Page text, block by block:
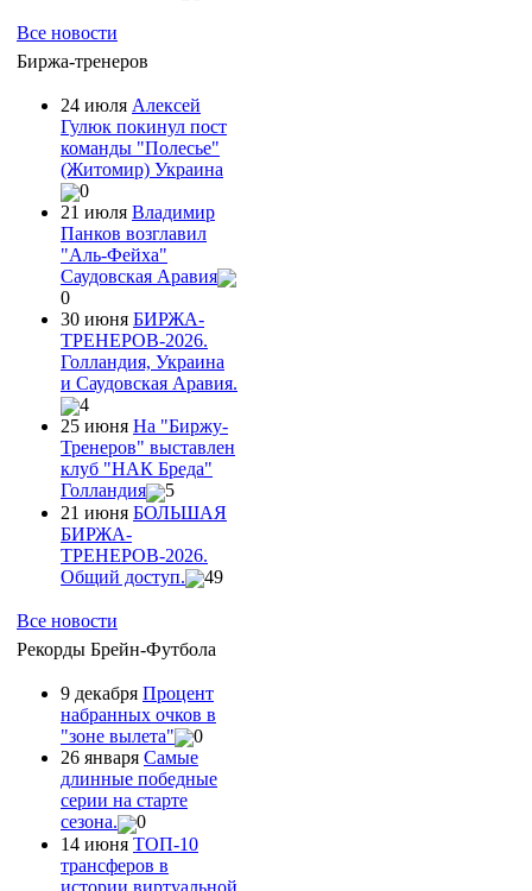
Все новости
Биржа-тренеров
24 июля Алексей
Гулюк покинул пост
команды "Полесье"
(Житомир) Украина
0
21 июля Владимир
Панков возглавил
"Аль-Фейха"
Саудовская Аравия
0
30 июня БИРЖА-
ТРЕНЕРОВ-2026.
Голландия, Украина
и Саудовская Аравия.
4
25 июня На "Биржу-
Тренеров" выставлен
клуб "НАК Бреда"
Голландия
5
21 июня БОЛЬШАЯ
БИРЖА-
ТРЕНЕРОВ-2026.
Общий доступ.
49
Все новости
Рекорды Брейн-Футбола
9 декабря Процент
набранных очков в
"зоне вылета"
0
26 января Самые
длинные победные
серии на старте
сезона.
0
14 июня ТОП-10
трансферов в
истории виртуальной